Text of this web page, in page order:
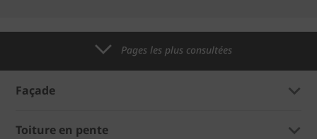
Pages les plus consultées
Façade
Toiture en pente